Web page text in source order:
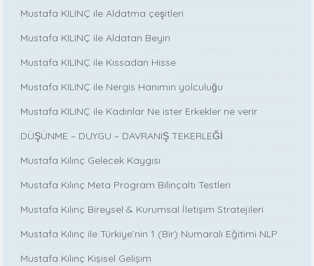
Mustafa KILINÇ ile Aldatma çeşitleri
Mustafa KILINÇ ile Aldatan Beyin
Mustafa KILINÇ ile Kıssadan Hisse
Mustafa KILINÇ ile Nergis Hanımın yolculuğu
Mustafa KILINÇ ile Kadınlar Ne ister Erkekler ne verir
DÜŞÜNME – DUYGU – DAVRANIŞ TEKERLEĞİ
Mustafa Kılınç Gelecek Kaygısı
Mustafa Kılınç Meta Program Bilinçaltı Testleri
Mustafa Kılınç Bireysel & Kurumsal İletişim Stratejileri
Mustafa Kılınç ile Türkiye’nin 1 (Bir) Numaralı Eğitimi NLP
Mustafa Kılınç Kişisel Gelişim